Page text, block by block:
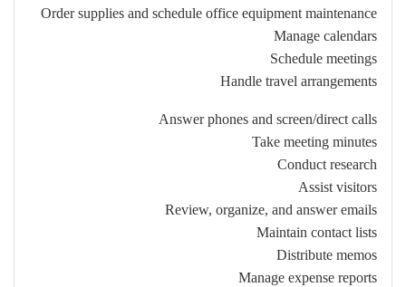
Order supplies and schedule office equipment maintenance
Manage calendars
Schedule meetings
Handle travel arrangements
Answer phones and screen/direct calls
Take meeting minutes
Conduct research
Assist visitors
Review, organize, and answer emails
Maintain contact lists
Distribute memos
Manage expense reports